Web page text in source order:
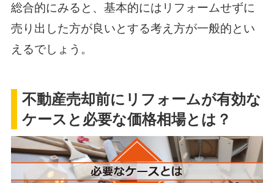
総合的にみると、基本的にはリフォームせずに
売り出した方が良いとする考え方が一般的とい
えるでしょう。
不動産売却前にリフォームが有効な
ケースと必要な価格相場とは？